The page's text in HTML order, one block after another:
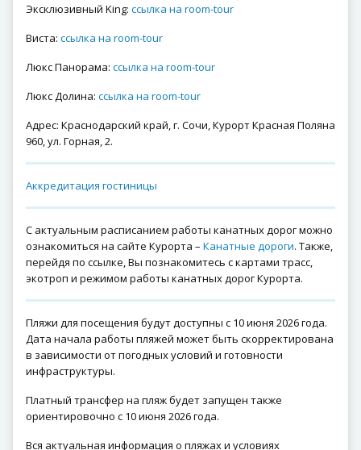
Эксклюзивный King: ссылка на room-tour
Виста: ссылка на room-tour
Люкс Панорама: ссылка на room-tour
Люкс Долина: ссылка на room-tour
Адрес: Краснодарский край, г. Сочи, Курорт Красная Поляна
960, ул. Горная, 2.
Аккредитация гостиницы
С актуальным расписанием работы канатных дорог можно
ознакомиться на сайте Курорта – Канатные дороги. Также,
перейдя по ссылке, Вы познакомитесь с картами трасс,
экотроп и режимом работы канатных дорог Курорта.
Пляжи для посещения будут доступны с 10 июня 2026 года.
Дата начала работы пляжей может быть скорректирована
в зависимости от погодных условий и готовности
инфраструктуры.
Платный трансфер на пляж будет запущен также
ориентировочно с 10 июня 2026 года.
Вся актуальная информация о пляжах и условиях